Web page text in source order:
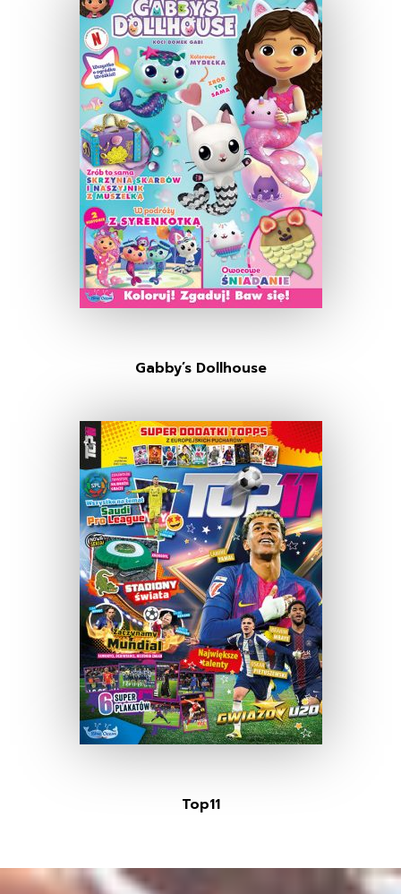
Gabby’s Dollhouse
Top11